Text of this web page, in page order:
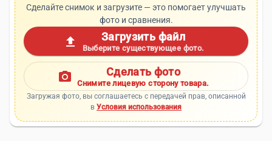
Сделайте снимок и загрузите — это помогает улучшать
фото и сравнения.
upload Загрузить файл
Выберите существующее фото.
photo_camera Сделать фото
Снимите лицевую сторону товара.
Загружая фото, вы соглашаетесь с передачей прав, описанной
в Условия использования